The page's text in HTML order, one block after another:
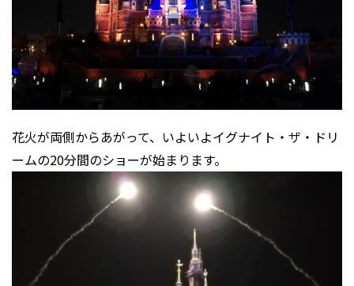
花火が両側からあがって、いよいよイグナイト・ザ・ドリ
ームの20分間のショーが始まります。